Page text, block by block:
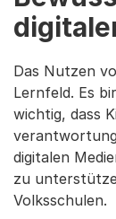
Das Nutzen
Lernfeld. Es
wichtig, dass
digitalen
zu
Volksschulen.